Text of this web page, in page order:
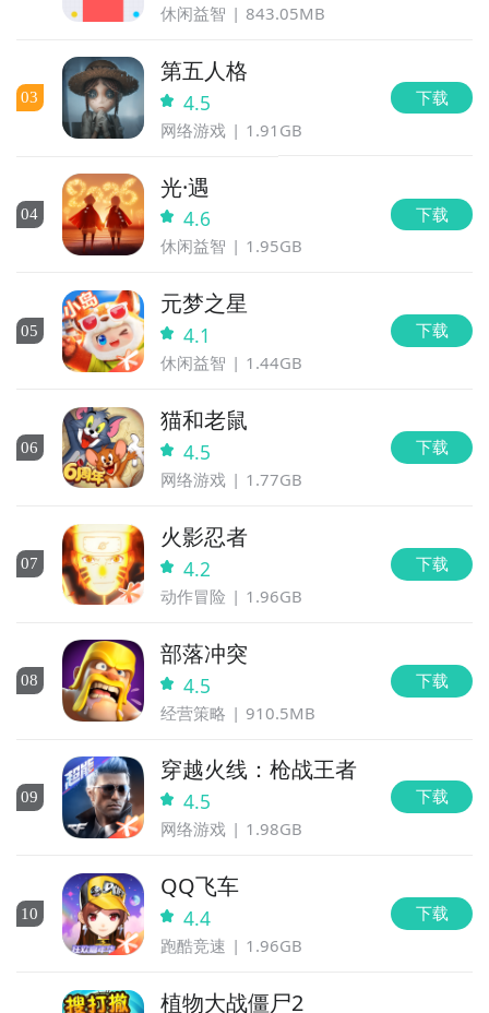
休闲益智 843.05MB
03
第五人格
4.5
网络游戏 1.91GB
下载
04
光·遇
4.6
休闲益智 1.95GB
下载
05
元梦之星
4.1
休闲益智 1.44GB
下载
06
猫和老鼠
4.5
网络游戏 1.77GB
下载
07
火影忍者
4.2
动作冒险 1.96GB
下载
08
部落冲突
4.5
经营策略 910.5MB
下载
09
穿越火线：枪战王者
4.5
网络游戏 1.98GB
下载
10
QQ飞车
4.4
跑酷竞速 1.96GB
下载
植物大战僵尸2